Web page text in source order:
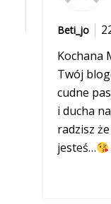
Beti_jo
Kochana
Twój
cudne
i ducha
radzisz
jesteś…